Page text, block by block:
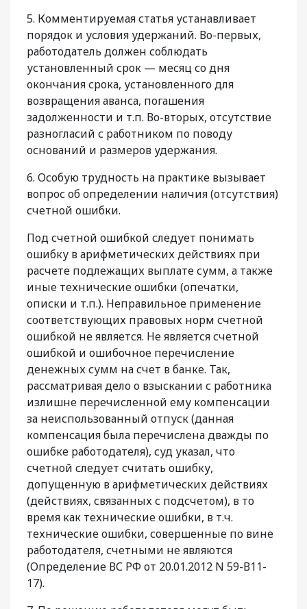
5. Комментируемая статья устанавливает
порядок и условия удержаний. Во-первых,
работодатель должен соблюдать
установленный срок — месяц со дня
окончания срока, установленного для
возвращения аванса, погашения
задолженности и т.п. Во-вторых, отсутствие
разногласий с работником по поводу
оснований и размеров удержания.
6. Особую трудность на практике вызывает
вопрос об определении наличия (отсутствия)
счетной ошибки.
Под счетной ошибкой следует понимать
ошибку в арифметических действиях при
расчете подлежащих выплате сумм, а также
иные технические ошибки (опечатки,
описки и т.п.). Неправильное применение
соответствующих правовых норм счетной
ошибкой не является. Не является счетной
ошибкой и ошибочное перечисление
денежных сумм на счет в банке. Так,
рассматривая дело о взыскании с работника
излишне перечисленной ему компенсации
за неиспользованный отпуск (данная
компенсация была перечислена дважды по
ошибке работодателя), суд указал, что
счетной следует считать ошибку,
допущенную в арифметических действиях
(действиях, связанных с подсчетом), в то
время как технические ошибки, в т.ч.
технические ошибки, совершенные по вине
работодателя, счетными не являются
(Определение ВС РФ от 20.01.2012 N 59-В11-
17).